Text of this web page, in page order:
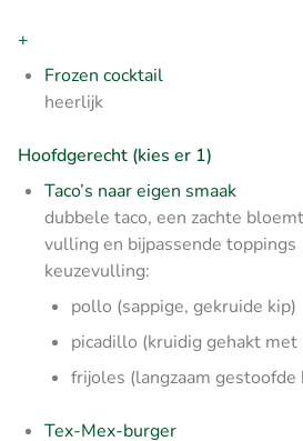
+
Frozen cocktail
heerlijk
Hoofdgerecht (kies er 1)
Taco’s naar eigen smaak
dubbele taco, een zachte
vulling en bijpassende toppings
keuzevulling:
pollo (sappige, gekruide kip)
picadillo (kruidig gehakt met
frijoles (langzaam gestoofde
Tex-Mex-burger